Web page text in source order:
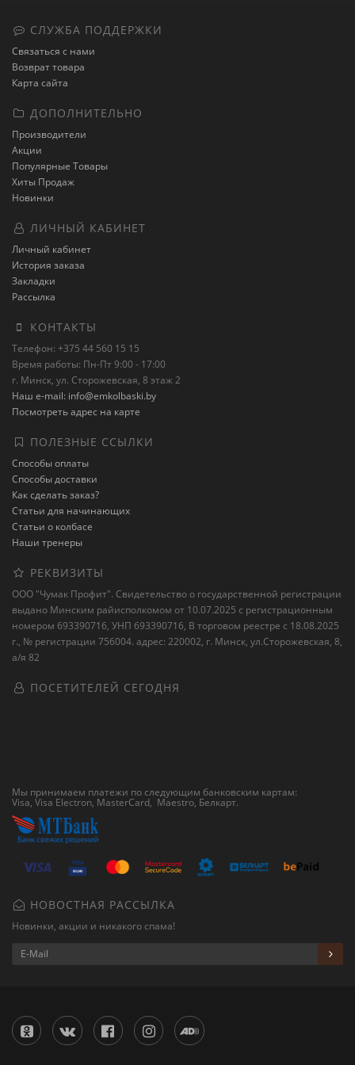
СЛУЖБА ПОДДЕРЖКИ
Связаться с нами
Возврат товара
Карта сайта
ДОПОЛНИТЕЛЬНО
Производители
Акции
Популярные Товары
Хиты Продаж
Новинки
ЛИЧНЫЙ КАБИНЕТ
Личный кабинет
История заказа
Закладки
Рассылка
КОНТАКТЫ
Телефон: +375 44 560 15 15
Время работы: Пн-Пт 9:00 - 17:00
г. Минск, ул. Сторожевская, 8 этаж 2
Наш e-mail: info@emkolbaski.by
Посмотреть адрес на карте
ПОЛЕЗНЫЕ ССЫЛКИ
Способы оплаты
Способы доставки
Как сделать заказ?
Статьи для начинающих
Статьи о колбасе
Наши тренеры
РЕКВИЗИТЫ
ООО "Чумак Профит". Свидетельство о государственной регистрации
выдано Минским райисполкомом от 10.07.2025 с регистрационным
номером 693390716, УНП 693390716, В торговом реестре с 18.08.2025
г., № регистрации 756004. адрес: 220002, г. Минск, ул.Сторожевская, 8,
а/я 82
ПОСЕТИТЕЛЕЙ СЕГОДНЯ
Мы принимаем платежи по следующим банковским картам:
Visa, Visa Electron, MasterCard, Maestro, Белкарт.
НОВОСТНАЯ РАССЫЛКА
Новинки, акции и никакого спама!